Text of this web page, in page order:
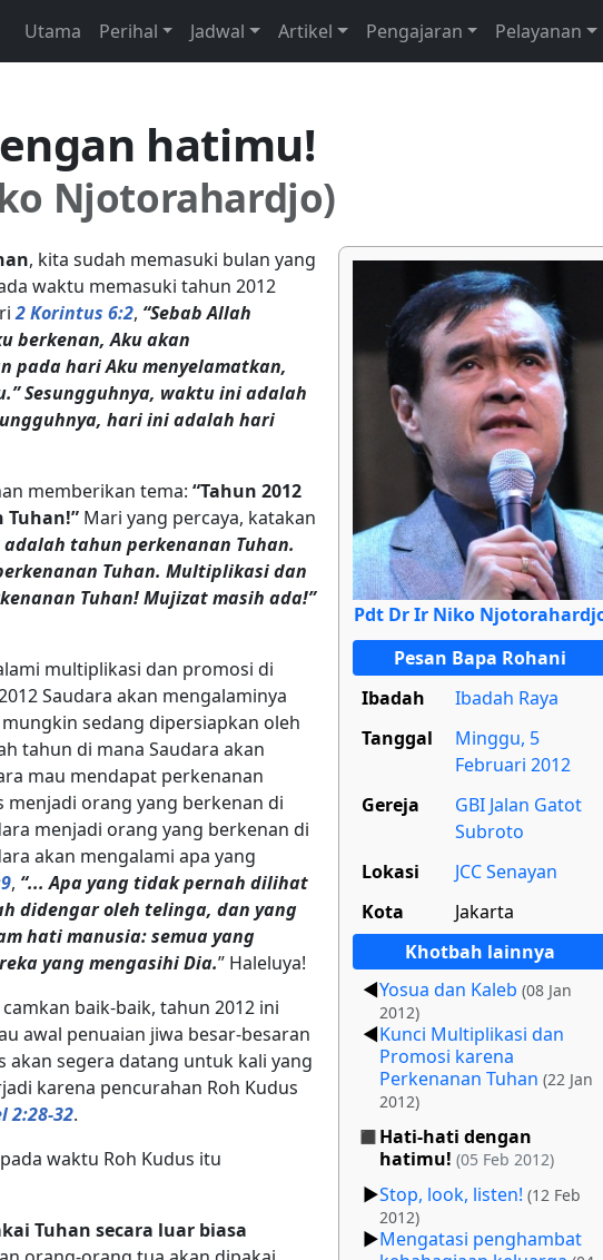
Utama Perihal Jadwal Artikel Pengajaran Pelayanan
hatimu!
Njotorahardjo)
Pdt Dr Ir Niko
Pesan Bapa Rohani
Ibadah
Ibadah Raya
Tanggal
Minggu, 5
Februari 2012
Gereja
GBI Jalan Gatot
Subroto
Lokasi
JCC Senayan
Kota
Jakarta
Khotbah lainnya
Yosua dan Kaleb (08 Jan
2012)
Kunci Multiplikasi dan
Promosi karena
Perkenanan Tuhan (22 Jan
2012)
Hati-hati dengan
hatimu! (05 Feb 2012)
Stop, look, listen! (12 Feb
2012)
Mengatasi penghambat
, kita sudah memasuki bulan yang
waktu memasuki tahun 2012
2 Korintus 6:2, “Sebab Allah
berkenan, Aku akan
pada hari Aku menyelamatkan,
Sesungguhnya, waktu ini adalah
hari ini adalah hari
memberikan tema: “Tahun 2012
Mari yang percaya, katakan
adalah tahun perkenanan Tuhan.
Tuhan. Multiplikasi dan
Tuhan! Mujizat masih ada!”
multiplikasi dan promosi di
Saudara akan mengalaminya
sedang dipersiapkan oleh
tahun di mana Saudara akan
mau mendapat perkenanan
menjadi orang yang berkenan di
menjadi orang yang berkenan di
akan mengalami apa yang
, “... Apa yang tidak pernah dilihat
didengar oleh telinga, dan yang
hati manusia: semua yang
yang mengasihi Dia.” Haleluya!
baik-baik, tahun 2012 ini
awal penuaian jiwa besar-besaran
akan segera datang untuk kali yang
karena pencurahan Roh Kudus
2:28-32.
waktu Roh Kudus itu
Tuhan secara luar biasa